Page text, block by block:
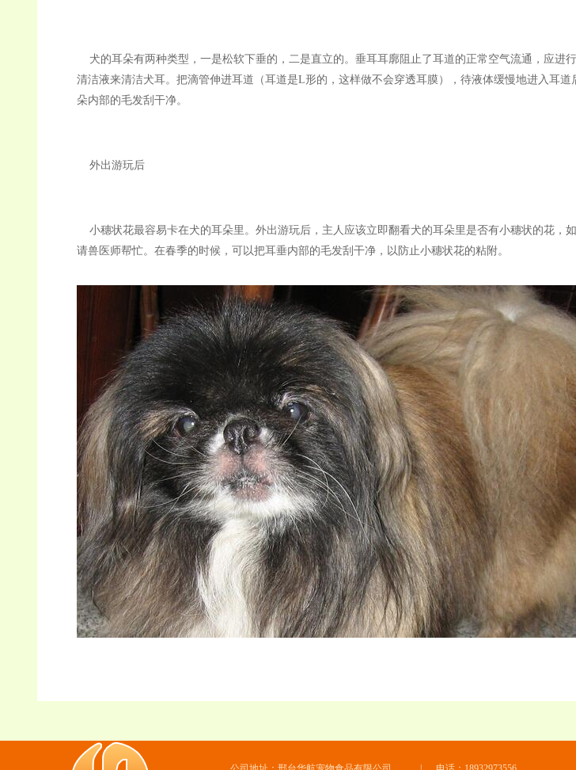
犬的耳朵有两种类型，一是松软下垂的，二是直立的。垂耳耳廓阻止了耳道的正常空气流通，应进
清洁液来清洁犬耳。把滴管伸进耳道（耳道是L形的，这样做不会穿透耳膜），待液体缓慢地进入耳
朵内部的毛发刮干净。
外出游玩后
小穗状花最容易卡在犬的耳朵里。外出游玩后，主人应该立即翻看犬的耳朵里是否有小穗状的花，
请兽医师帮忙。在春季的时候，可以把耳垂内部的毛发刮干净，以防止小穗状花的粘附。